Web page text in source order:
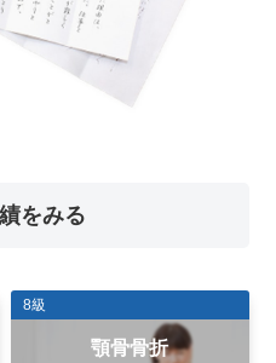
をみる
8級
顎骨骨折